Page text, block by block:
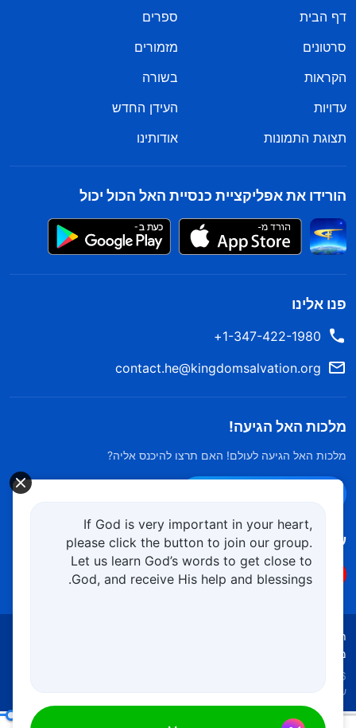
דף הבית
ספרים
סרטונים
מזמורים
הקראות
בשורה
עדויות
העידן החדש
תצוגת התמונות
אודותינו
הורידו את אפליקציית כנסיית האל הכול יכול
פנו אלינו
1-347-422-1980+
contact.he@kingdomsalvation.org
מלכות האל הגיעה!
מלכות האל הגיעה לעולם! האם תרצו להיכנס אליה?
עקוב אחרינו
תנאי השימוש
מדיניות קובצי Cookies
Copyright © 2026
שמורות.
If God is very important in your heart,
please click the button to join our group.
Let us learn God’s words to get close to
God, and receive His help and blessings.